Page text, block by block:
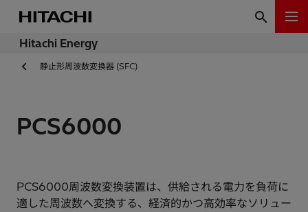
Hitachi Energy
静止形周波数変換器 (SFC)
PCS6000
PCS6000周波数変換装置は、供給される電力を負荷に
適した周波数へ変換する、経済的かつ高効率なソリュー